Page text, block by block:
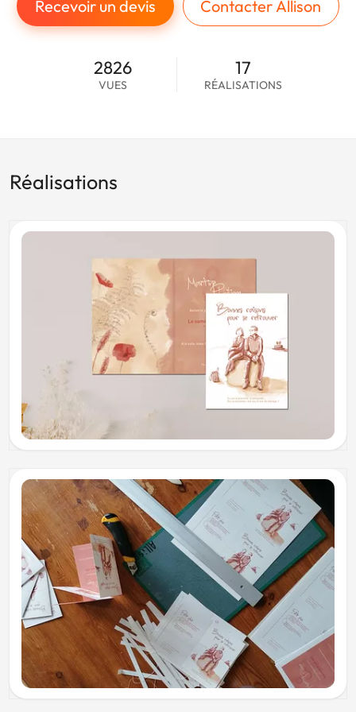
Recevoir un devis Contacter Allison
2826
VUES
17
RÉALISATIONS
Réalisations